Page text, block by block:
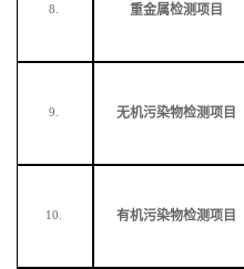
8. 重金属检测项目
9. 无机污染物检测项目
10. 有机污染物检测项目